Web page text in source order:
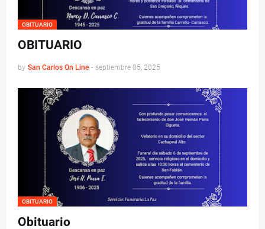
OBITUARIO
OBITUARIO
by San Carlos On Line - septiembre 05, 2025
OBITUARIO
Obituario